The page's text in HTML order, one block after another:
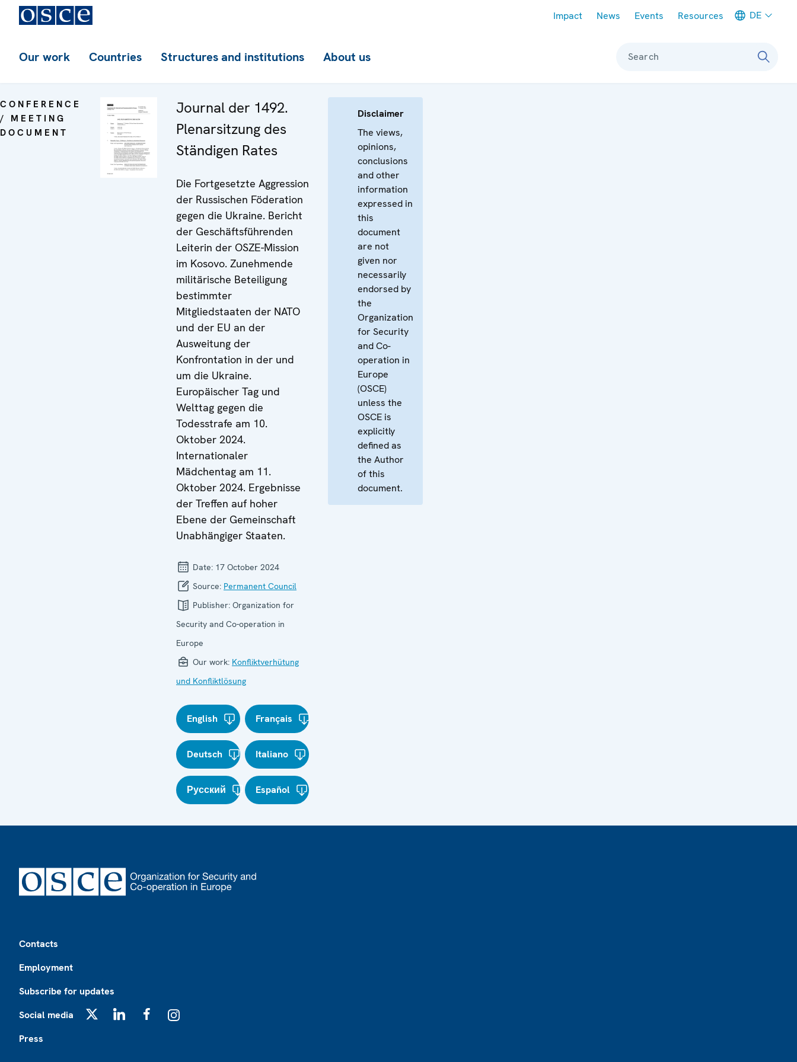
Impact News Events Resources DE
Our work Countries Structures and institutions About us Search
CONFERENCE
/ MEETING
DOCUMENT
Journal der 1492.
Plenarsitzung des
Ständigen Rates
Die Fortgesetzte Aggression
der Russischen Föderation
gegen die Ukraine. Bericht
der Geschäftsführenden
Leiterin der OSZE-Mission
im Kosovo. Zunehmende
militärische Beteiligung
bestimmter
Mitgliedstaaten der NATO
und der EU an der
Ausweitung der
Konfrontation in der und
um die Ukraine.
Europäischer Tag und
Welttag gegen die
Todesstrafe am 10.
Oktober 2024.
Internationaler
Mädchentag am 11.
Oktober 2024. Ergebnisse
der Treffen auf hoher
Ebene der Gemeinschaft
Unabhängiger Staaten.
Date: 17 October 2024
Source: Permanent Council
Publisher: Organization for
Security and Co-operation in
Europe
Our work: Konfliktverhütung
und Konfliktlösung
English Français
Deutsch Italiano
Русский Español
Disclaimer
The views,
opinions,
conclusions
and other
information
expressed in
this
document
are not
given nor
necessarily
endorsed by
the
Organization
for Security
and Co-
operation in
Europe
(OSCE)
unless the
OSCE is
explicitly
defined as
the Author
of this
document.
Contacts
Employment
Subscribe for updates
Social media
Press